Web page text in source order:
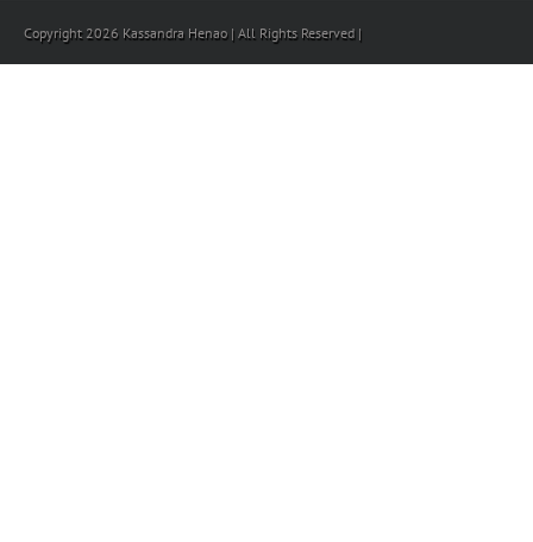
Copyright 2026 Kassandra Henao | All Rights Reserved |